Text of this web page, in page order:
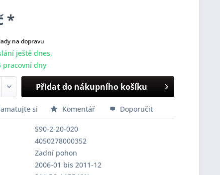
*
na dopravu
ještě dnes,
pracovní dny
Přidat do nákupního košíku
si Komentář Doporučit
S90-2-20-020
4050278000352
Zadní pohon
2006-01 bis 2011-12